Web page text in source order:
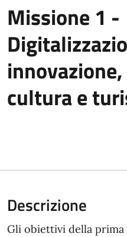
Missione 1 -
cultura e
Descrizione
Gli obiettivi della prima